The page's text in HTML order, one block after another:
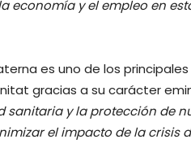
economía y el empleo en
es uno de los
gracias a su carácter
sanitaria y la protección de
el impacto de la crisis